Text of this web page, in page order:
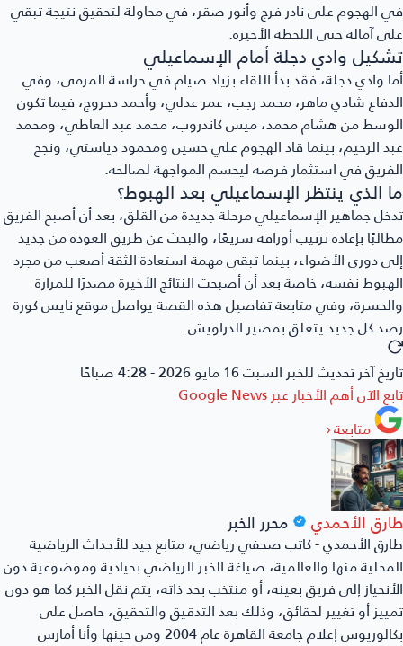
في الهجوم على نادر فرج وأنور صقر، في محاولة لتحقيق نتيجة تبقي
على آماله حتى اللحظة الأخيرة.
تشكيل وادي دجلة أمام الإسماعيلي
أما وادي دجلة، فقد بدأ اللقاء بزياد صيام في حراسة المرمى، وفي
الدفاع شادي ماهر، محمد رجب، عمر عدلي، وأحمد دحروج، فيما تكون
الوسط من هشام محمد، ميس كاندروب، محمد عبد العاطي، ومحمد
عبد الرحيم، بينما قاد الهجوم علي حسين ومحمود دياستي، ونجح
الفريق في استثمار فرصه ليحسم المواجهة لصالحه.
ما الذي ينتظر الإسماعيلي بعد الهبوط؟
تدخل جماهير الإسماعيلي مرحلة جديدة من القلق، بعد أن أصبح الفريق
مطالبًا بإعادة ترتيب أوراقه سريعًا، والبحث عن طريق العودة من جديد
إلى دوري الأضواء، بينما تبقى مهمة استعادة الثقة أصعب من مجرد
الهبوط نفسه، خاصة بعد أن أصبحت النتائج الأخيرة مصدرًا للمرارة
والحسرة، وفي متابعة تفاصيل هذه القصة يواصل موقع نايس كورة
رصد كل جديد يتعلق بمصير الدراويش.
تاريخ آخر تحديث للخبرالسبت 16 مايو 2026 - 4:28 صباحًا
تابع الآن أهم الأخبار عبرGoogle News
متابعة‹
طارق الأحمدي محرر الخبر
طارق الأحمدي - كاتب صحفي رياضي، متابع جيد للأحداث الرياضية
المحلية منها والعالمية، صياغة الخبر الرياضي بحيادية وموضوعية دون
الأنحياز إلى فريق بعينه، أو منتخب بحد ذاته، يتم نقل الخبر كما هو دون
تمييز أو تغيير لحقائق، وذلك بعد التدقيق والتحقيق، حاصل على
بكالوريوس إعلام جامعة القاهرة عام 2004 ومن حينها وأنا أمارس